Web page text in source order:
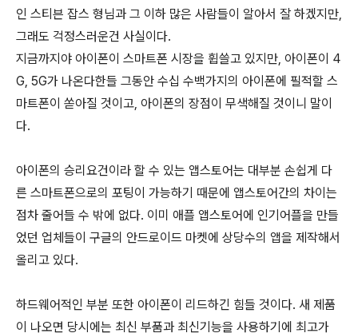
인 스티븐 잡스 형님과 그 이하 많은 사람들이 알아서 잘 하겠지만,
그래도 걱정스러운건 사실이다.
지금까지야 아이폰이 스마트폰 시장을 휩쓸고 있지만, 아이폰이 4
G, 5G가 나온다한들 그동안 수십 수백가지의 아이폰에 필적할 스
마트폰이 쏟아질 것이고, 아이폰의 장점이 무색해질 것이니 말이
다.
아이폰의 승리요건이라 할 수 있는 앱스토어는 대부분 손쉽게 다
른 스마트폰으로의 포팅이 가능하기 때문에 앱스토어간의 차이는
점차 줄어들 수 밖에 없다. 이미 애플 앱스토어에 인기어플을 만들
었던 업체들이 구글의 안드로이드 마켓에 상당수의 앱을 제작해서
올리고 있다.
하드웨어적인 부분 또한 아이폰이 리드하긴 힘들 것이다. 새 제품
이 나오면 당시에는 최신 부품과 최신기능을 사용하기에 최고가